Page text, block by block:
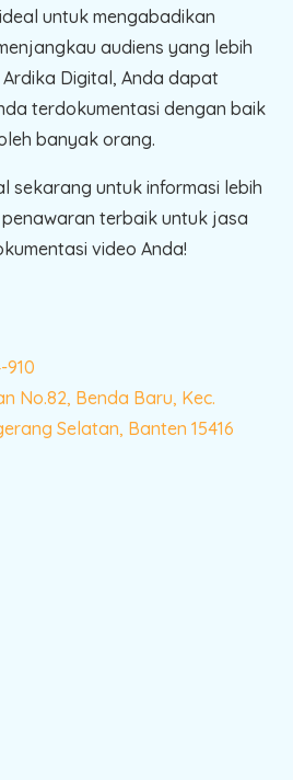
untuk mengabadikan
audiens yang lebih
Ardika Digital, Anda dapat
terdokumentasi dengan baik
banyak orang.
sekarang untuk informasi lebih
terbaik untuk jasa
video Anda!
910
No.82, Benda Baru, Kec.
Selatan, Banten 15416